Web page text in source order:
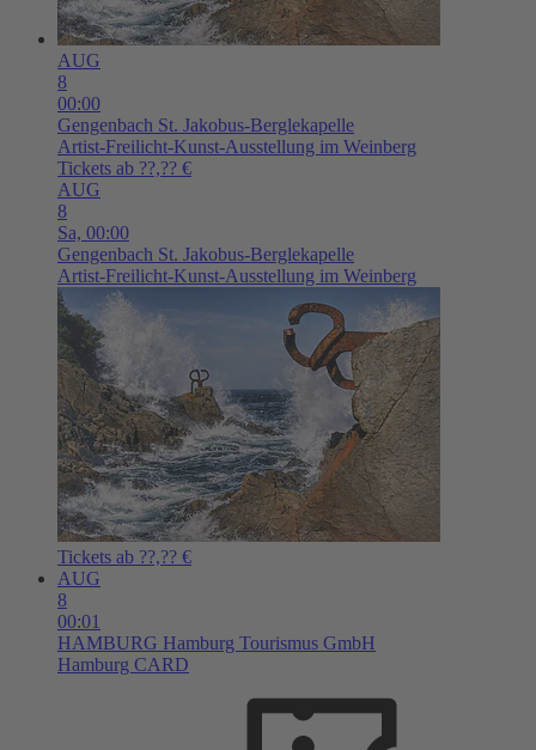
AUG
8
00:00
Gengenbach St. Jakobus-Berglekapelle
Artist-Freilicht-Kunst-Ausstellung im Weinberg
Tickets ab ??,?? €
AUG
8
Sa, 00:00
Gengenbach St. Jakobus-Berglekapelle
Artist-Freilicht-Kunst-Ausstellung im Weinberg
Tickets ab ??,?? €
AUG
8
00:01
HAMBURG Hamburg Tourismus GmbH
Hamburg CARD